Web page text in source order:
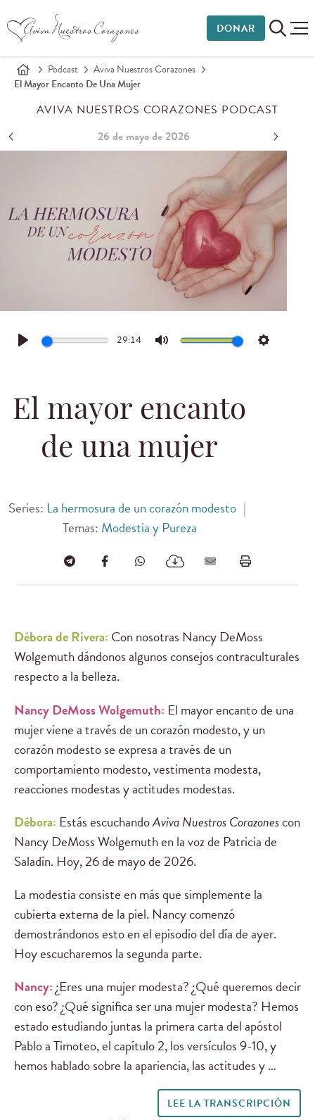
DONAR
Podcast
Aviva Nuestros Corazones
El Mayor Encanto De Una Mujer
AVIVA NUESTROS CORAZONES PODCAST
26 de mayo de 2026
Play
29:14
Mute Settings
El mayor encanto
de una mujer
Series: La hermosura de un corazón modesto |
Temas: Modestia y Pureza
Débora de Rivera: Con nosotras Nancy DeMoss
Wolgemuth dándonos algunos consejos contraculturales
respecto a la belleza.
Nancy DeMoss Wolgemuth: El mayor encanto de una
mujer viene a través de un corazón modesto, y un
corazón modesto se expresa a través de un
comportamiento modesto, vestimenta modesta,
reacciones modestas y actitudes modestas.
Débora: Estás escuchandoAviva Nuestros Corazonescon
Nancy DeMoss Wolgemuth en la voz de Patricia de
Saladín. Hoy, 26 de mayo de 2026.
La modestia consiste en más que simplemente la
cubierta externa de la piel. Nancy comenzó
demostrándonos esto en el episodio del día de ayer.
Hoy escucharemos la segunda parte.
Nancy:¿Eres una mujer modesta? ¿Qué queremos decir
con eso? ¿Qué significa ser una mujer modesta? Hemos
estado estudiando juntas la primera carta del apóstol
Pablo a Timoteo, el capítulo 2, los versículos 9-10, y
hemos hablado sobre la apariencia, las actitudes y …
LEE LA TRANSCRIPCIÓN